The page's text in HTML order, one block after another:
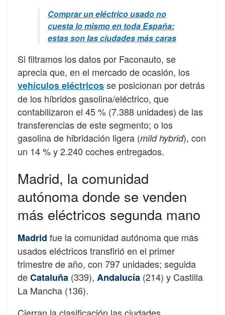
Comprar un eléctrico usado no
cuesta lo mismo en toda España:
estas son las ciudades más caras
Si filtramos los datos por Faconauto, se
aprecia que, en el mercado de ocasión, los
vehículos eléctricosse posicionan por detrás
de los híbridos gasolina/eléctrico, que
contabilizaron el 45 % (7.388 unidades) de las
transferencias de este segmento; o los
gasolina de hibridación ligera (mild hybrid), con
un 14 % y 2.240 coches entregados.
Madrid, la comunidad
autónoma donde se venden
más eléctricos segunda mano
Madrid fue la comunidad autónoma que más
usados eléctricos transfirió en el primer
trimestre de año, con 797 unidades; seguida
deCataluña (339), Andalucía (214) y Castilla
La Mancha (136).
Cierran la clasificación las ciudades